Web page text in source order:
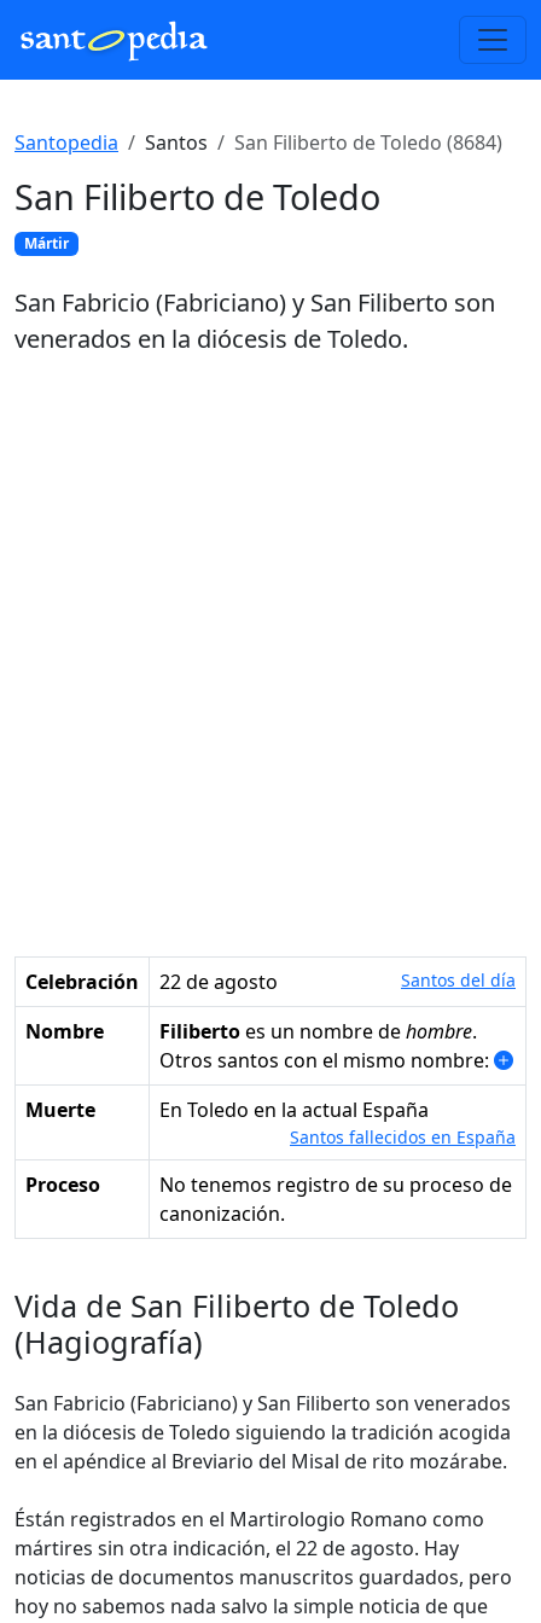
Santopedia Santos San Filiberto de Toledo (8684)
San Filiberto de Toledo
Mártir
San Fabricio (Fabriciano) y San Filiberto son
venerados en la diócesis de Toledo.
Celebración 22 de agosto Santos del día
Nombre Filibertoes un nombre dehombre.
Otros santos con el mismo nombre:
Muerte
en Toledo en la actual España
Santos fallecidos en España
Proceso
No tenemos registro de su proceso de
canonización.
Vida de San Filiberto de Toledo
(Hagiografía)
San Fabricio (Fabriciano) y San Filiberto son venerados
en la diócesis de Toledo siguiendo la tradición acogida
en el apéndice al Breviario del Misal de rito mozárabe.
Éstán registrados en el Martirologio Romano como
mártires sin otra indicación, el 22 de agosto. Hay
noticias de documentos manuscritos guardados, pero
hoy no sabemos nada salvo la simple noticia de que